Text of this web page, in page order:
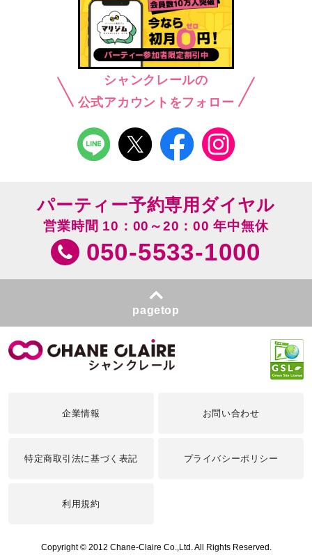
シャンクレールの
公式アカウントをフォロー
パーティー予約専用ダイヤル
営業時間 10：00～20：00 年中無休
050-5533-1000
pagetop
企業情報 お問い合わせ
特定商取引法に基づく表記 プライバシーポリシー
利用規約
Copyright © 2012 Chane-Claire Co.,Ltd. All Rights Reserved.